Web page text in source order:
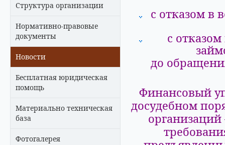
Структура организации
Нормативно-правовые
документы
Новости
Бесплатная юридическая
помощь
Материально техническая
база
Фотогалерея
с отказом в
с
до
Финансовый
досудебном